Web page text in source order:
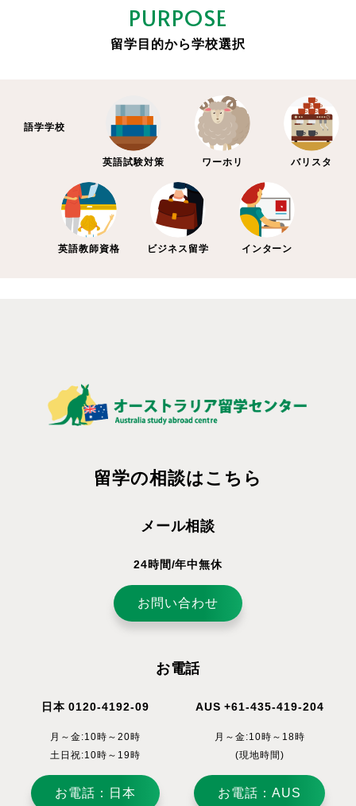
PURPOSE
留学目的から学校選択
語学学校
英語試験対策 ワーホリ バリスタ
英語教師資格 ビジネス留学 インターン
留学の相談はこちら
メール相談
24時間/年中無休
お問い合わせ
お電話
日本 0120-4192-09
月～金:10時～20時
土日祝:10時～19時
お電話：日本
AUS +61-435-419-204
月～金:10時～18時
(現地時間)
お電話：AUS